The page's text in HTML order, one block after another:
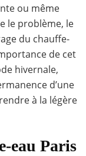
ou même
le problème, le
du chauffe-
de cet
hivernale,
d’une
à la légère
eau Paris